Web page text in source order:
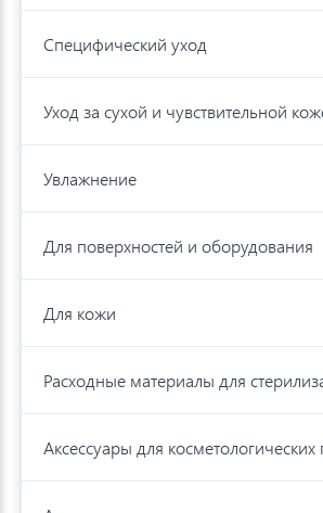
Специфический уход
Уход за сухой и чувствительной
Увлажнение
Для поверхностей и оборудования
Для кожи
Расходные материалы для
Аксессуары для